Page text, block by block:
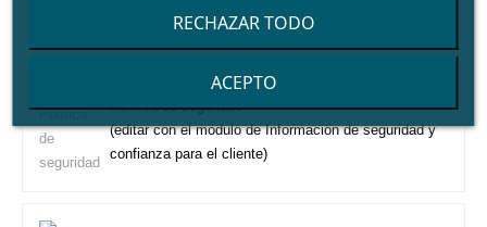
Política de seguridad
(editar con el módulo de Información de seguridad y
confianza para el cliente)
RECHAZAR TODO
ACEPTO